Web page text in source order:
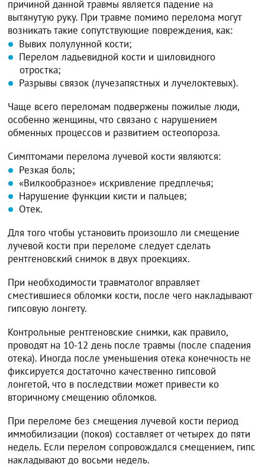
причиной данной травмы является падение на
вытянутую руку. При травме помимо перелома могут
возникать такие сопутствующие повреждения, как:
Вывих полулунной кости;
Перелом ладьевидной кости и шиловидного
отростка;
Разрывы связок (лучезапястных и лучелоктевых).
Чаще всего переломам подвержены пожилые люди,
особенно женщины, что связано с нарушением
обменных процессов и развитием остеопороза.
Симптомами перелома лучевой кости являются:
Резкая боль;
«Вилкообразное» искривление предплечья;
Нарушение функции кисти и пальцев;
Отек.
Для того чтобы установить произошло ли смещение
лучевой кости при переломе следует сделать
рентгеновский снимок в двух проекциях.
При необходимости травматолог вправляет
сместившиеся обломки кости, после чего накладывают
гипсовую лонгету.
Контрольные рентгеновские снимки, как правило,
проводят на 10-12 день после травмы (после спадения
отека). Иногда после уменьшения отека конечность не
фиксируется достаточно качественно гипсовой
лонгетой, что в последствии может привести ко
вторичному смещению обломков.
При переломе без смещения лучевой кости период
иммобилизации (покоя) составляет от четырех до пяти
недель. Если перелом сопровождался смещением, гипс
накладывают до восьми недель.